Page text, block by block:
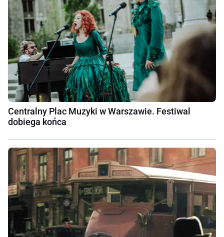
Centralny Plac Muzyki w Warszawie. Festiwal
dobiega końca